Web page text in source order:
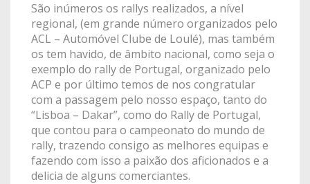
São inúmeros os rallys realizados, a nível
regional, (em grande número organizados pelo
ACL – Automóvel Clube de Loulé), mas também
os tem havido, de âmbito nacional, como seja o
exemplo do rally de Portugal, organizado pelo
ACP e por último temos de nos congratular
com a passagem pelo nosso espaço, tanto do
“Lisboa – Dakar”, como do Rally de Portugal,
que contou para o campeonato do mundo de
rally, trazendo consigo as melhores equipas e
fazendo com isso a paixão dos aficionados e a
delicia de alguns comerciantes.